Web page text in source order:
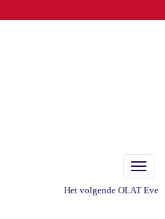
Het volgende OLAT